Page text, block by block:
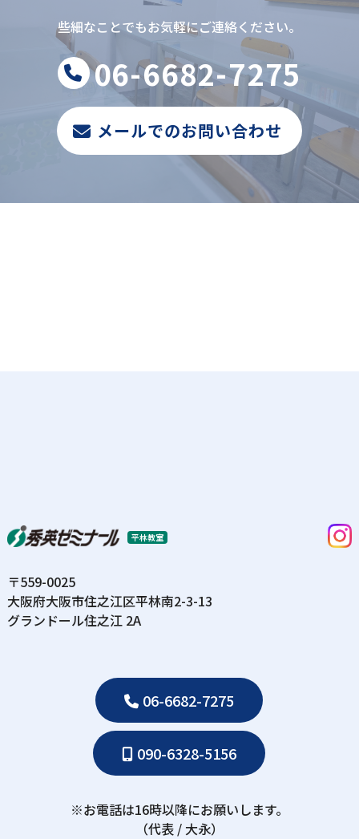
些細なことでもお気軽にご連絡ください。
06-6682-7275
メールでのお問い合わせ
平林教室
〒559-0025
⼤阪府⼤阪市住之江区平林南2-3-13
グランドール住之江 2A
06-6682-7275
090-6328-5156
※お電話は16時以降にお願いします。
（代表 / ⼤永）